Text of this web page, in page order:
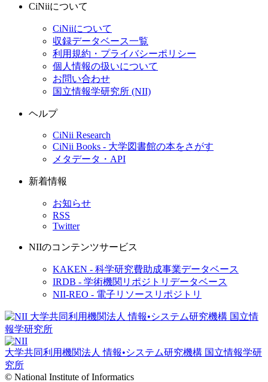
CiNiiについて
CiNiiについて
収録データベース一覧
利用規約・プライバシーポリシー
個人情報の扱いについて
お問い合わせ
国立情報学研究所 (NII)
ヘルプ
CiNii Research
CiNii Books - 大学図書館の本をさがす
メタデータ・API
新着情報
お知らせ
RSS
Twitter
NIIのコンテンツサービス
KAKEN - 科学研究費助成事業データベース
IRDB - 学術機関リポジトリデータベース
NII-REO - 電子リソースリポジトリ
大学共同利用機関法人 情報•システム研究機構 国立情報学研
究所
© National Institute of Informatics